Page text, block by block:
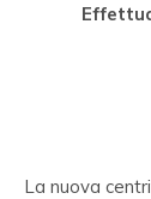
La nuova